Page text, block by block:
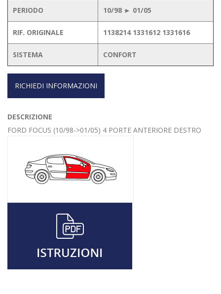
PERIODO 10/98 ► 01/05
RIF. ORIGINALE 1138214 1331612 1331616
SISTEMA CONFORT
RICHIEDI INFORMAZIONI
DESCRIZIONE
FORD FOCUS (10/98->01/05) 4 PORTE ANTERIORE DESTRO